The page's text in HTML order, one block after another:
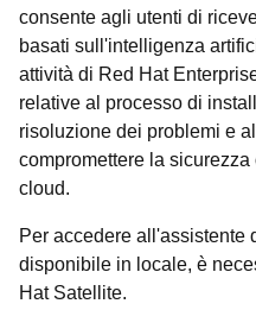
consente agli utenti di
basati sull'intelligenza
attività di Red Hat
relative al processo di
risoluzione dei problemi e
compromettere la
cloud.
Per accedere all'assistente
disponibile in locale, è
Hat Satellite.